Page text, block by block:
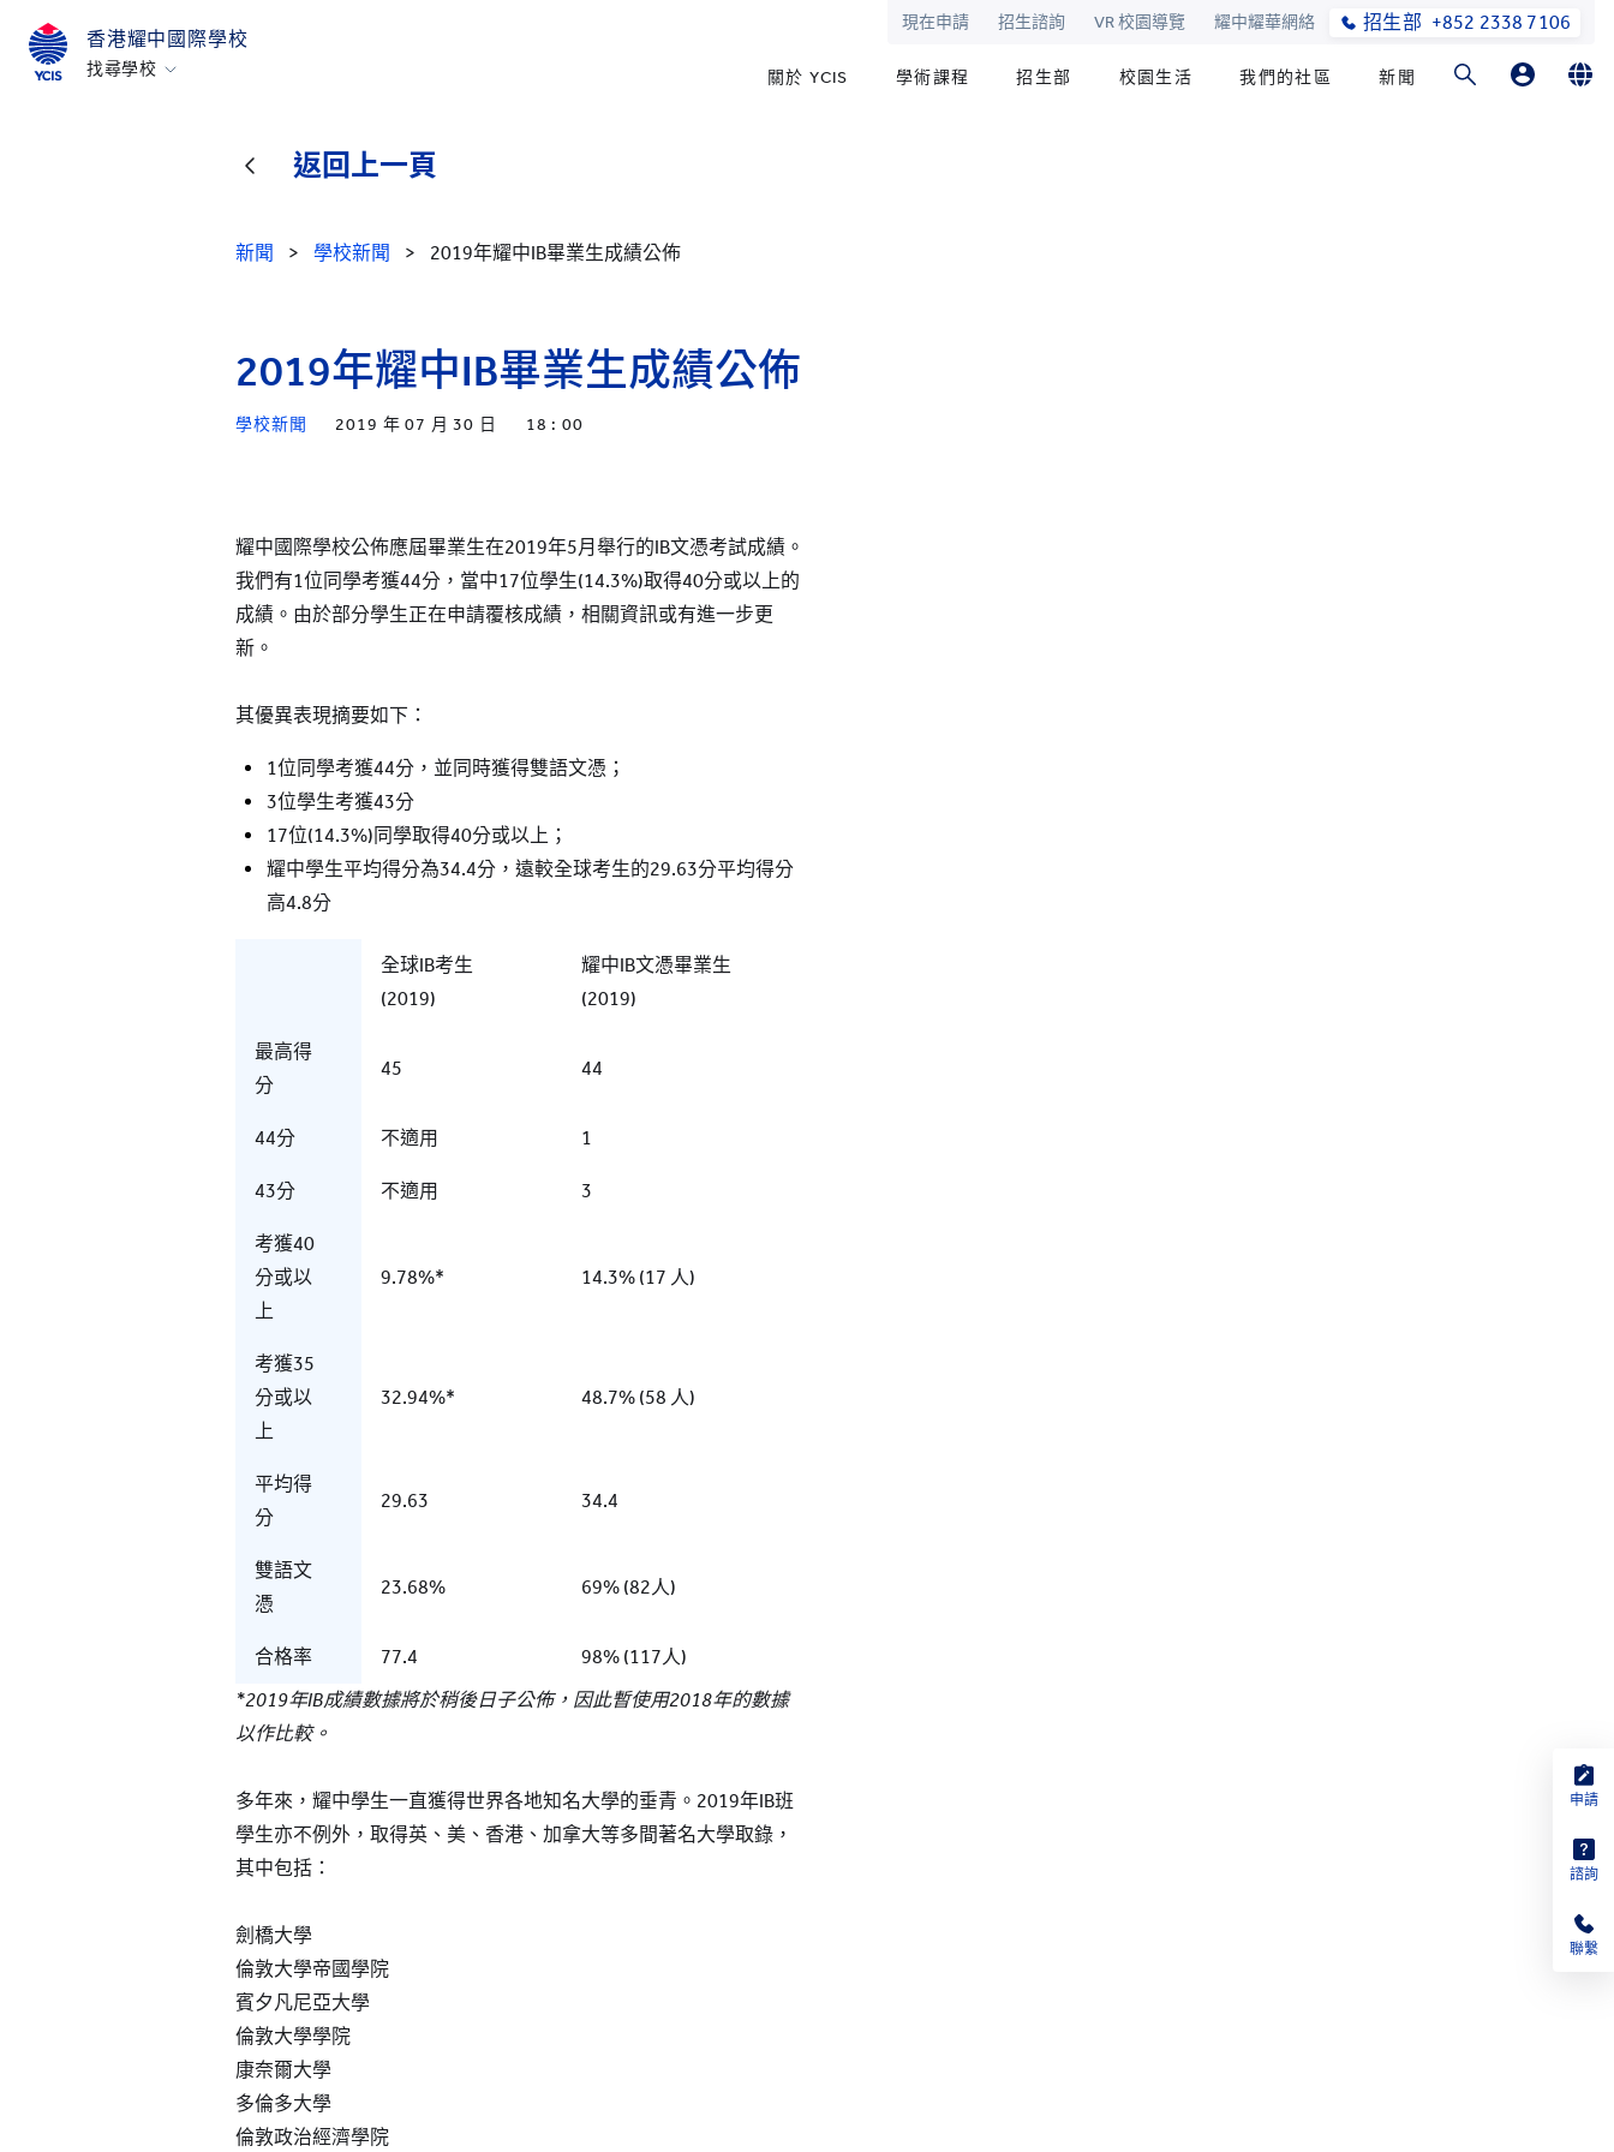
香港耀中國際學校
找尋學校
現在申請 招生諮詢 VR 校園導覽 耀中耀華網絡 招生部 +852 2338 7106
關於 YCIS 學術課程 招生部 校園生活 我們的社區 新聞
返回上一頁
新聞 > 學校新聞 > 2019年耀中IB畢業生成績公佈
2019年耀中IB畢業生成績公佈
學校新聞 2019 年 07 月 30 日 18 : 00
耀中國際學校公佈應屆畢業生在2019年5月舉行的IB文憑考試成績。
我們有1位同學考獲44分，當中17位學生(14.3%)取得40分或以上的
成績。由於部分學生正在申請覆核成績，相關資訊或有進一步更
新。
其優異表現摘要如下：
1位同學考獲44分，並同時獲得雙語文憑；
3位學生考獲43分
17位(14.3%)同學取得40分或以上；
耀中學生平均得分為34.4分，遠較全球考生的29.63分平均得分
高4.8分
全球IB考生
(2019)
耀中IB文憑畢業生
(2019)
最高得
分
45 44
44分 不適用 1
43分 不適用 3
考獲40
分或以
上
9.78%* 14.3% (17 人)
考獲35
分或以
上
32.94%* 48.7% (58 人)
平均得
分
29.63 34.4
雙語文
憑
23.68% 69% (82人)
合格率 77.4
98% (117人)
*2019年IB成績數據將於稍後日子公佈，因此暫使用2018年的數據
以作比較。
多年來，耀中學生一直獲得世界各地知名大學的垂青。2019年IB班
學生亦不例外，取得英、美、香港、加拿大等多間著名大學取錄，
其中包括：
劍橋大學
倫敦大學帝國學院
賓夕凡尼亞大學
倫敦大學學院
康奈爾大學
多倫多大學
倫敦政治經濟學院
申請
諮詢
聯繫